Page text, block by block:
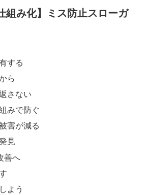
組み化】ミス防止スローガ
する
ら
さない
みで防ぐ
害が減る
見
善へ
よう